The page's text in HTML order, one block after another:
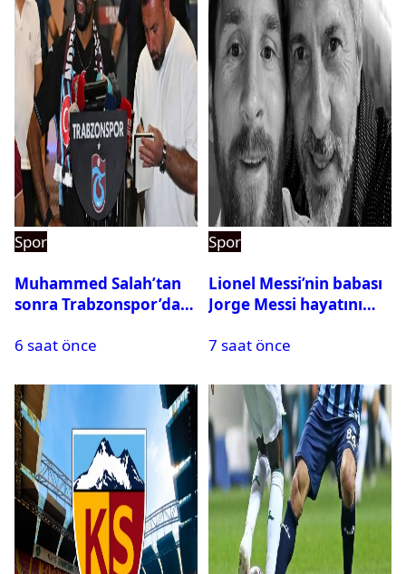
Spor
Muhammed Salah’tan
sonra Trabzonspor’dan
6 saat önce
Spor
Lionel Messi’nin babası
Jorge Messi hayatını
7 saat önce